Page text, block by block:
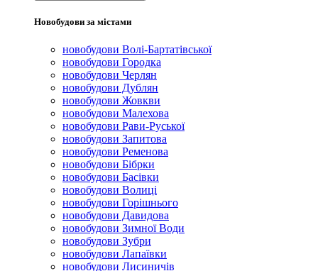
Новобудови за містами
новобудови Волі-Бартатівської
новобудови Городка
новобудови Черлян
новобудови Дублян
новобудови Жовкви
новобудови Малехова
новобудови Рави-Руської
новобудови Запитова
новобудови Ременова
новобудови Бібрки
новобудови Басівки
новобудови Волиці
новобудови Горішнього
новобудови Давидова
новобудови Зимної Води
новобудови Зубри
новобудови Лапаївки
новобудови Лисиничів